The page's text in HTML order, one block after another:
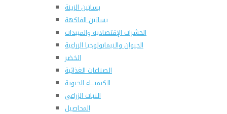
بساتين الزينة
بساتين الفاكهة
الحشرات الإقتصادية والمبيدات
الحيوان والنيماتولوجيا الزراعية
الخضر
الصناعات الغذائية
الكيميـــاء الحيوية
النبات الزراعى
المحاصيل